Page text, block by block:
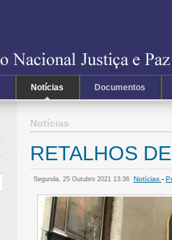
Notícias Documentos
Notícias
RETALHOS
Segunda, 25 Outubro 2021 13:36 Notícias -